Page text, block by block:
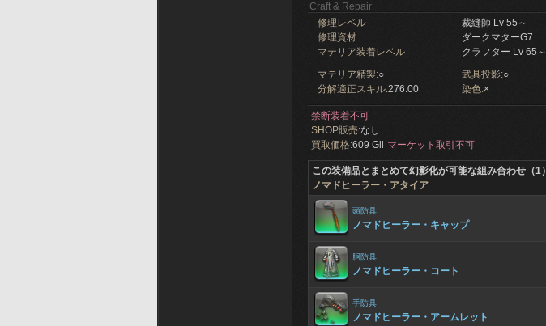
Craft & Repair
修理レベル
裁縫師 Lv 55～
修理資材
ダークマターG7
マテリア装着レベル
クラフター Lv 65～
マテリア精製:○ 武具投影:○
分解適正スキル:276.00 染色:×
禁断装着不可
SHOP販売:なし
買取価格:609 Gil マーケット取引不可
この装備品とまとめて幻影化が可能な組み合わせ（1）
ノマドヒーラー・アタイア
頭防具
ノマドヒーラー・キャップ
胴防具
ノマドヒーラー・コート
手防具
ノマドヒーラー・アームレット